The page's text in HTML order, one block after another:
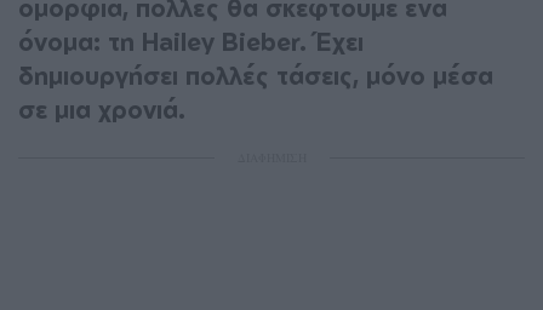
ομορφιά, πολλές θα σκεφτούμε ένα
όνομα: τη Hailey Bieber. Έχει
δημιουργήσει πολλές τάσεις, μόνο μέσα
σε μια χρονιά.